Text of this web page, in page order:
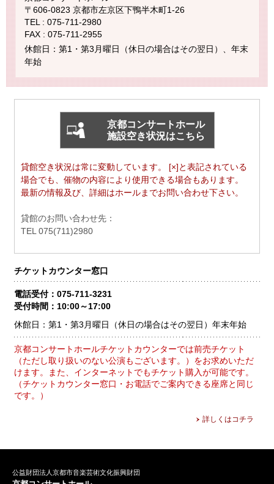
〒606-0823 京都市左京区下鴨半木町1-26
TEL : 075-711-2980
FAX : 075-711-2955
休館日：第1・第3月曜日（休日の場合はその翌日）、年末
年始
京都コンサートホール
施設空き状況はこちら
貸館空き状況は常に変動しています。 [×]と表記されている
場合でも、催物の内容により使用できる場合もあります。
最新の情報及び、詳細はホールまでお問い合わせ下さい。
貸館のお問い合わせ先：
TEL 075(711)2980
チケットカウンター窓口
電話受付：075-711-3231
受付時間：10:00～17:00
休館日：第1・第3月曜日（休日の場合はその翌日） 年末年始
京都コンサートホールチケットカウンターでは前売チケット
（ただし取り扱いのない公演もございます。）をお求めいただ
けます。また、インターネットでもチケット購入が可能です。
（チケットカウンター窓口・お電話でご案内できる座席と同じ
です。）
詳しくはコチラ
公益財団法人京都市音楽芸術文化振興財団